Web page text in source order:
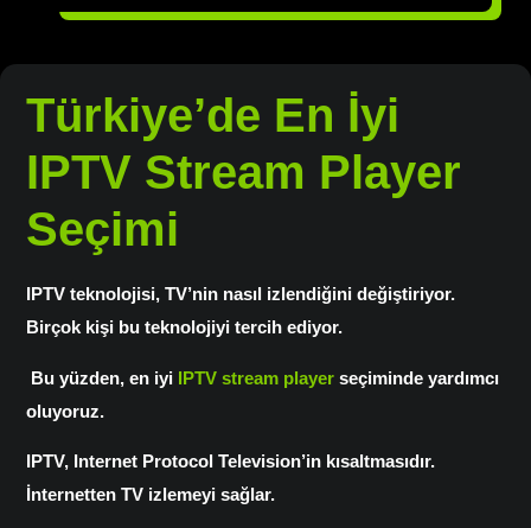
Türkiye’de En İyi
IPTV Stream Player
Seçimi
IPTV teknolojisi, TV’nin nasıl izlendiğini değiştiriyor.
Birçok kişi bu teknolojiyi tercih ediyor.
Bu yüzden, en iyi IPTV stream player seçiminde yardımcı
oluyoruz.
IPTV, Internet Protocol Television’in kısaltmasıdır.
İnternetten TV izlemeyi sağlar.